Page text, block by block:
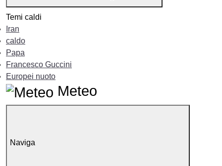
Temi caldi
Iran
caldo
Papa
Francesco Guccini
Europei nuoto
Meteo
Naviga